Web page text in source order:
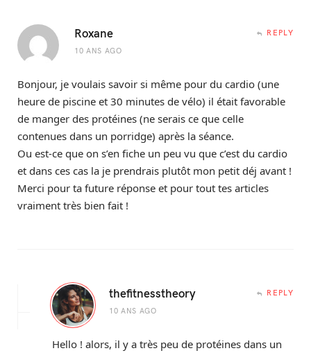
Roxane
10 ANS AGO
REPLY
Bonjour, je voulais savoir si même pour du cardio (une
heure de piscine et 30 minutes de vélo) il était favorable
de manger des protéines (ne serais ce que celle
contenues dans un porridge) après la séance.
Ou est-ce que on s’en fiche un peu vu que c’est du cardio
et dans ces cas la je prendrais plutôt mon petit déj avant !
Merci pour ta future réponse et pour tout tes articles
vraiment très bien fait !
thefitnesstheory
10 ANS AGO
REPLY
Hello ! alors, il y a très peu de protéines dans un